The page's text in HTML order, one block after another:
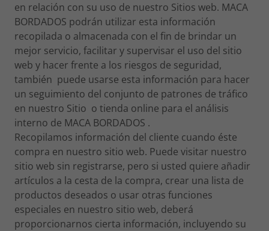
en relación con su uso de nuestro Sitios web. MACA
BORDADOS podrán utilizar esta información
recopilada o almacenada con el fin de brindar un
mejor servicio, facilitar y supervisar el uso del sitio
web y hacer frente a los riesgos de seguridad,
también puede usarse esta información para hacer
un seguimiento del conjunto de patrones de tráfico
en nuestro Sitio o tienda online para el análisis
interno de MACA BORDADOS .
Recopilamos información del cliente cuando éste
compra en nuestro sitio web. Puede visitar nuestro
sitio web sin registrarse, pero si usted quiere añadir
artículos a la cesta de la compra, crear una lista de
productos deseados o usar otras funciones
especiales en nuestro sitio web, deberá
proporcionarnos cierta información, incluyendo su